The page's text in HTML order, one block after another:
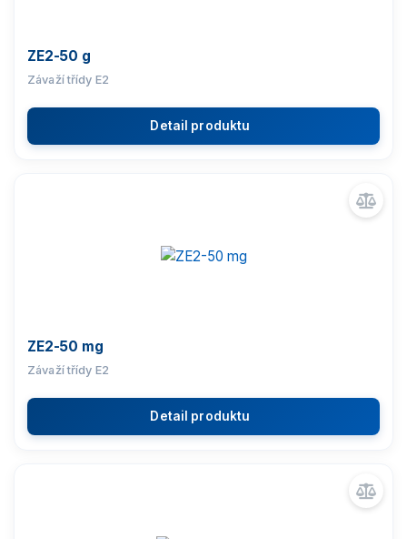
ZE2-50 g
Závaží třídy E2
Detail produktu
ZE2-50 mg
Závaží třídy E2
Detail produktu